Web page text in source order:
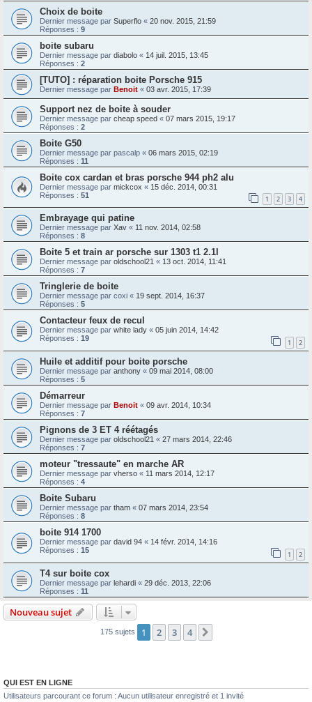
Choix de boite
Dernier message par Superflo « 20 nov. 2015, 21:59
Réponses : 9
boite subaru
Dernier message par diabolo « 14 juil. 2015, 13:45
Réponses : 2
[TUTO] : réparation boite Porsche 915
Dernier message par Benoit « 03 avr. 2015, 17:39
Support nez de boite à souder
Dernier message par cheap speed « 07 mars 2015, 19:17
Réponses : 2
Boite G50
Dernier message par pascalp « 06 mars 2015, 02:19
Réponses : 11
Boite cox cardan et bras porsche 944 ph2 alu
Dernier message par mickcox « 15 déc. 2014, 00:31
Réponses : 51 1 2 3 4
Embrayage qui patine
Dernier message par Xav « 11 nov. 2014, 02:58
Réponses : 8
Boite 5 et train ar porsche sur 1303 t1 2.1l
Dernier message par oldschool21 « 13 oct. 2014, 11:41
Réponses : 7
Tringlerie de boite
Dernier message par coxi « 19 sept. 2014, 16:37
Réponses : 5
Contacteur feux de recul
Dernier message par white lady « 05 juin 2014, 14:42
Réponses : 19 1 2
Huile et additif pour boite porsche
Dernier message par anthony « 09 mai 2014, 08:00
Réponses : 5
Démarreur
Dernier message par Benoit « 09 avr. 2014, 10:34
Réponses : 7
Pignons de 3 ET 4 réétagés
Dernier message par oldschool21 « 27 mars 2014, 22:46
Réponses : 7
moteur "tressaute" en marche AR
Dernier message par vherso « 11 mars 2014, 12:17
Réponses : 4
Boite Subaru
Dernier message par tham « 07 mars 2014, 23:54
Réponses : 8
boite 914 1700
Dernier message par david 94 « 14 févr. 2014, 14:16
Réponses : 15 1 2
T4 sur boite cox
Dernier message par lehardi « 29 déc. 2013, 22:06
Réponses : 11
Nouveau sujet
175 sujets 1 2 3 4
QUI EST EN LIGNE
Utilisateurs parcourant ce forum : Aucun utilisateur enregistré et 1 invité